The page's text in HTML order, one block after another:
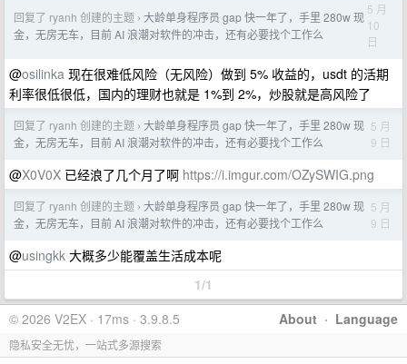
回复了 ryanh 创建的主题 › 大龄单身程序员 gap 快一年了，手里 280w 现
金，无房无车，目前 AI 浪潮对软件的冲击，还有必要找个工作么
5 月
10
日
@osilinka 现在很难低风险（无风险）做到 5% 收益的，usdt 的活期
利率很低很低，国内的理财也就是 1%到 2%，炒股就是高风险了
回复了 ryanh 创建的主题 › 大龄单身程序员 gap 快一年了，手里 280w 现
金，无房无车，目前 AI 浪潮对软件的冲击，还有必要找个工作么
5 月
9 日
@X0V0X 已经浪了几个月了啊 https://i.imgur.com/OZySWIG.png
回复了 ryanh 创建的主题 › 大龄单身程序员 gap 快一年了，手里 280w 现
金，无房无车，目前 AI 浪潮对软件的冲击，还有必要找个工作么
5 月
9 日
@usingkk 大概多少能覆盖生活成本呢
1/1
About · Language
© 2026 V2EX · 17ms · 3.9.8.5
隐私安全无忧，一站式多源搜索